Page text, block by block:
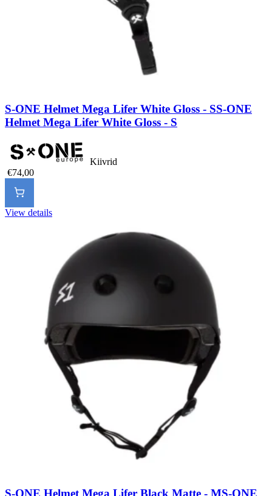
S-ONE Helmet Mega Lifer White Gloss - SS-ONE
Helmet Mega Lifer White Gloss - S
Kiivrid
€74,00
View details
S-ONE Helmet Mega Lifer Black Matte - MS-ONE